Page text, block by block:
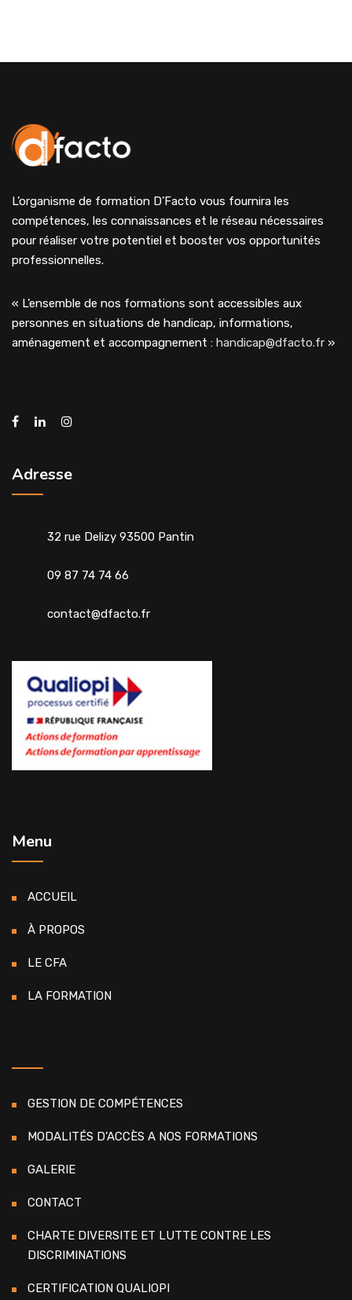
L’organisme de formation D’Facto vous fournira les
compétences, les connaissances et le réseau nécessaires
pour réaliser votre potentiel et booster vos opportunités
professionnelles.
« L’ensemble de nos formations sont accessibles aux
personnes en situations de handicap, informations,
aménagement et accompagnement : handicap@dfacto.fr »
Adresse
32 rue Delizy 93500 Pantin
09 87 74 74 66
contact@dfacto.fr
Menu
ACCUEIL
À PROPOS
LE CFA
LA FORMATION
GESTION DE COMPÉTENCES
MODALITÉS D’ACCÈS A NOS FORMATIONS
GALERIE
CONTACT
CHARTE DIVERSITE ET LUTTE CONTRE LES
DISCRIMINATIONS
CERTIFICATION QUALIOPI